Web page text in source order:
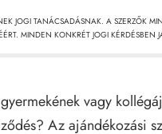
JOGI TANÁCSADÁSNAK. A SZERZŐK
MINDEN KONKRÉT JOGI KÉRDÉSBEN
vagy
Az ajándékozási